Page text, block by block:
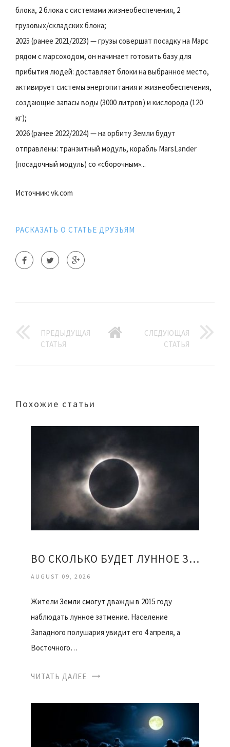
блока, 2 блока с системами жизнеобеспечения, 2
грузовых/складских блока;
2025 (ранее 2021/2023) — грузы совершат посадку на Марс
рядом с марсоходом, он начинает готовить базу для
прибытия людей: доставляет блоки на выбранное место,
активирует системы энергопитания и жизнеобеспечения,
создающие запасы воды (3000 литров) и кислорода (120
кг);
2026 (ранее 2022/2024) — на орбиту Земли будут
отправлены: транзитный модуль, корабль MarsLander
(посадочный модуль) со «сборочным»...
Источник: vk.com
РАСКАЗАТЬ О СТАТЬЕ ДРУЗЬЯМ
ПРЕДЫДУЩАЯ
СТАТЬЯ
СЛЕДУЮЩАЯ
СТАТЬЯ
Похожие статьи
ВО СКОЛЬКО БУДЕТ ЛУННОЕ ЗАТМЕНИЕ
AUGUST 09, 2026
Жители Земли смогут дважды в 2015 году
наблюдать лунное затмение. Население
Западного полушария увидит его 4 апреля, а
Восточного…
ЧИТАТЬ ДАЛЕЕ